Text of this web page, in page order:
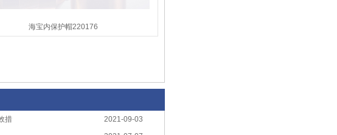
海宝内保护帽220176
2021-09-03
措